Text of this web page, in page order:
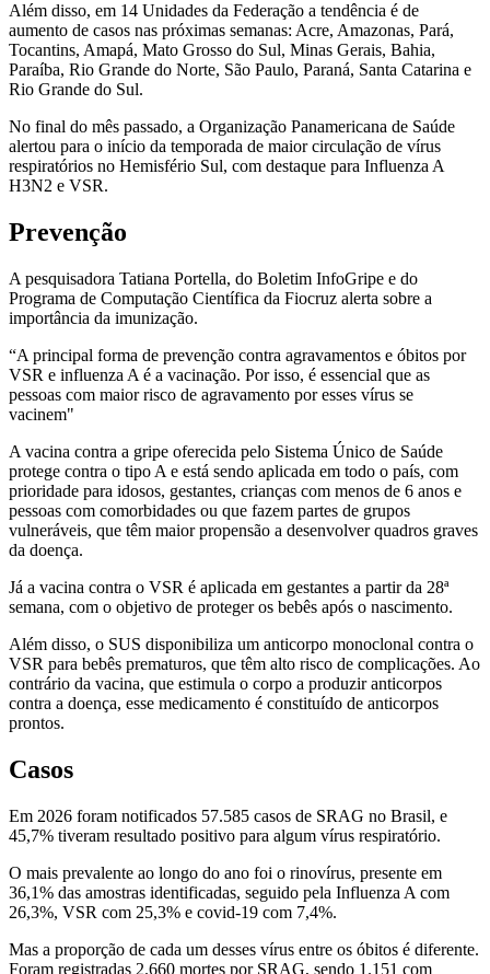
Além disso, em 14 Unidades da Federação a tendência é de
aumento de casos nas próximas semanas: Acre, Amazonas, Pará,
Tocantins, Amapá, Mato Grosso do Sul, Minas Gerais, Bahia,
Paraíba, Rio Grande do Norte, São Paulo, Paraná, Santa Catarina e
Rio Grande do Sul.
No final do mês passado, a Organização Panamericana de Saúde
alertou para o início da temporada de maior circulação de vírus
respiratórios no Hemisfério Sul, com destaque para Influenza A
H3N2 e VSR.
Prevenção
A pesquisadora Tatiana Portella, do Boletim InfoGripe e do
Programa de Computação Científica da Fiocruz alerta sobre a
importância da imunização.
“A principal forma de prevenção contra agravamentos e óbitos por
VSR e influenza A é a vacinação. Por isso, é essencial que as
pessoas com maior risco de agravamento por esses vírus se
vacinem"
A vacina contra a gripe oferecida pelo Sistema Único de Saúde
protege contra o tipo A e está sendo aplicada em todo o país, com
prioridade para idosos, gestantes, crianças com menos de 6 anos e
pessoas com comorbidades ou que fazem partes de grupos
vulneráveis, que têm maior propensão a desenvolver quadros graves
da doença.
Já a vacina contra o VSR é aplicada em gestantes a partir da 28ª
semana, com o objetivo de proteger os bebês após o nascimento.
Além disso, o SUS disponibiliza um anticorpo monoclonal contra o
VSR para bebês prematuros, que têm alto risco de complicações. Ao
contrário da vacina, que estimula o corpo a produzir anticorpos
contra a doença, esse medicamento é constituído de anticorpos
prontos.
Casos
Em 2026 foram notificados 57.585 casos de SRAG no Brasil, e
45,7% tiveram resultado positivo para algum vírus respiratório.
O mais prevalente ao longo do ano foi o rinovírus, presente em
36,1% das amostras identificadas, seguido pela Influenza A com
26,3%, VSR com 25,3% e covid-19 com 7,4%.
Mas a proporção de cada um desses vírus entre os óbitos é diferente.
Foram registradas 2.660 mortes por SRAG, sendo 1.151 com